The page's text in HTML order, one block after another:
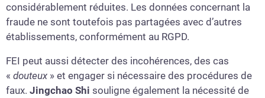
considérablement réduites. Les données concernant la
fraude ne sont toutefois pas partagées avec d’autres
établissements, conformément au RGPD.
FEI peut aussi détecter des incohérences, des cas
« douteux » et engager si nécessaire des procédures de
faux. Jingchao Shi souligne également la nécessité de